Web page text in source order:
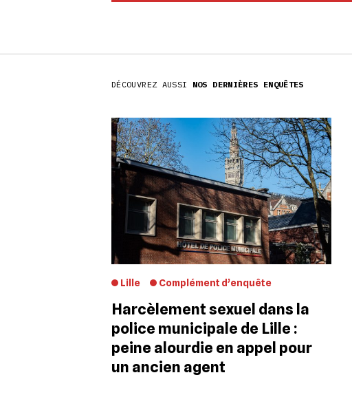
DÉCOUVREZ AUSSI NOS DERNIÈRES ENQUÊTES
Lille Complément d’enquête
Harcèlement sexuel dans la
police municipale de Lille :
peine alourdie en appel pour
un ancien agent